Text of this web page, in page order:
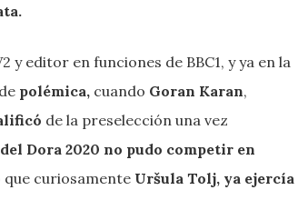
y editor en funciones de BBC1, y ya en la
polémica, cuando Goran Karan,
de la preselección una vez
Dora 2020 no pudo competir en
que curiosamente Uršula Tolj, ya ejercía